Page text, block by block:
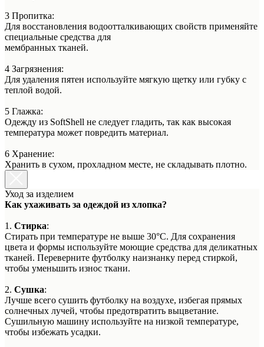
3 Пропитка:
Для восстановления водоотталкивающих свойств применяйте
специальные средства для
мембранных тканей.
4 Загрязнения:
Для удаления пятен используйте мягкую щетку или губку с
теплой водой.
5 Глажка:
Одежду из SoftShell не следует гладить, так как высокая
температура может повредить материал.
6 Хранение:
Хранить в сухом, прохладном месте, не складывать плотно.
Уход за изделием
Как ухаживать за одеждой из хлопка?
1. Стирка:
Стирать при температуре не выше 30°C. Для сохранения
цвета и формы используйте моющие средства для деликатных
тканей. Переверните футболку наизнанку перед стиркой,
чтобы уменьшить износ ткани.
2. Сушка:
Лучше всего сушить футболку на воздухе, избегая прямых
солнечных лучей, чтобы предотвратить выцветание.
Сушильную машину используйте на низкой температуре,
чтобы избежать усадки.